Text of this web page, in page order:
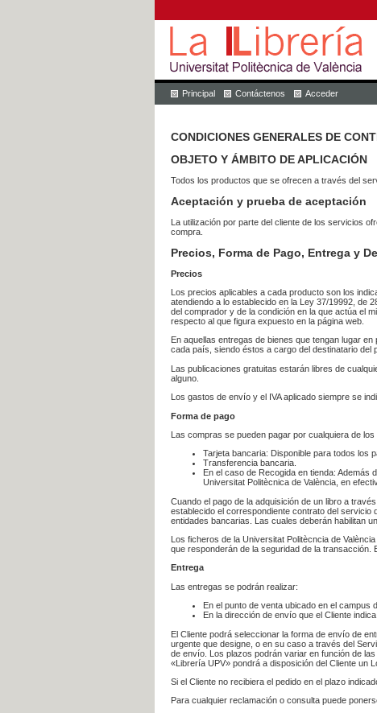
Principal Contáctenos Acceder
CONDICIONES GENERALES DE
OBJETO Y ÁMBITO DE APLICACIÓN
Todos los productos que se ofrecen a través del
Aceptación y prueba de aceptación
La utilización por parte del cliente de los servicios
compra.
Precios, Forma de Pago, Entrega y
Precios
Los precios aplicables a cada producto son los
atendiendo a lo establecido en la Ley 37/19992, de
del comprador y de la condición en la que actúa el
respecto al que figura expuesto en la página web.
En aquellas entregas de bienes que tengan lugar
cada país, siendo éstos a cargo del destinatario del
Las publicaciones gratuitas estarán libres de
alguno.
Los gastos de envío y el IVA aplicado siempre se
Forma de pago
Las compras se pueden pagar por cualquiera de
Tarjeta bancaria: Disponible para todos los
Transferencia bancaria.
En el caso de Recogida en tienda: Además
Universitat Politècnica de València, en
Cuando el pago de la adquisición de un libro a
establecido el correspondiente contrato del servicio
entidades bancarias. Las cuales deberán habilitan
Los ficheros de la Universitat Politècncia de
que responderán de la seguridad de la transacción.
Entrega
Las entregas se podrán realizar:
En el punto de venta ubicado en el campus
En la dirección de envío que el Cliente
El Cliente podrá seleccionar la forma de envío de
urgente que designe, o en su caso a través del
de envío. Los plazos podrán variar en función de
«Librería UPV» pondrá a disposición del Cliente un
Si el Cliente no recibiera el pedido en el plazo
Para cualquier reclamación o consulta puede